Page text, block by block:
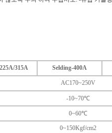
315A Selding-400A
AC170~250V
-10~70℃
0~60℃
0~150Kgf/cm2